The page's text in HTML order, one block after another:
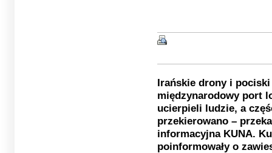
Irańskie drony i pociski
międzynarodowy port
ucierpieli ludzie, a
przekierowano –
informacyjna KUNA.
poinformowały o